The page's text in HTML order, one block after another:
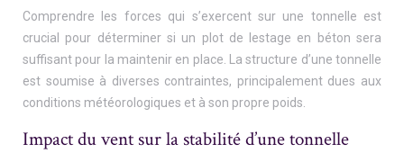
Comprendre les forces qui s’exercent sur une tonnelle est
crucial pour déterminer si un plot de lestage en béton sera
suffisant pour la maintenir en place. La structure d’une tonnelle
est soumise à diverses contraintes, principalement dues aux
conditions météorologiques et à son propre poids.
Impact du vent sur la stabilité d’une tonnelle